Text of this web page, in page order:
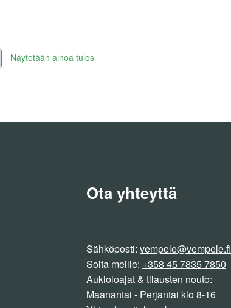
Näytetään ainoa tulos
Ota yhteyttä
Sähköposti:vempele@vempele.fi
Soita meille: +358 45 7835 7850
Aukioloajat & tilausten nouto:
Maanantai - Perjantai klo 8-16